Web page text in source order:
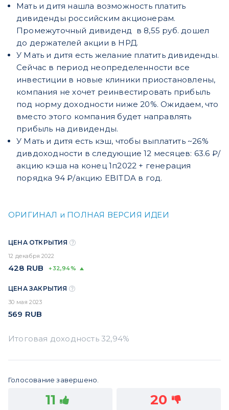
Мать и дитя нашла возможность платить
дивиденды российским акционерам.
Промежуточный дивиденд в 8,55 руб. дошел
до держателей акции в НРД.
У Мать и дитя есть желание платить дивиденды.
Сейчас в период неопределенности все
инвестиции в новые клиники приостановлены,
компания не хочет реинвестировать прибыль
под норму доходности ниже 20%. Ожидаем, что
вместо этого компания будет направлять
прибыль на дивиденды.
У Мать и дитя есть кэш, чтобы выплатить ~26%
дивдоходности в следующие 12 месяцев: 63.6 ₽/
акцию кэша на конец 1п2022 + генерация
порядка 94 ₽/акцию EBITDA в год.
ОРИГИНАЛ и ПОЛНАЯ ВЕРСИЯ ИДЕИ
ЦЕНА ОТКРЫТИЯ
12 декабря 2022
428 RUB +32,94%
ЦЕНА ЗАКРЫТИЯ
30 мая 2023
569 RUB
Голосование завершено.
11 20